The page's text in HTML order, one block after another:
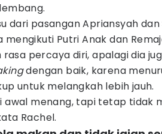
dari pasangan Apriansyah
mengikuti Putri Anak dan
percaya diri, apalagi dia
dengan baik, karena
untuk melangkah lebih jauh.
awal menang, tapi tetap tidak
Rachel.